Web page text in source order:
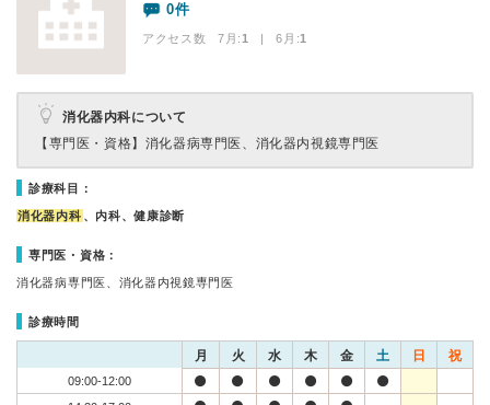
0件
アクセス数 7月:1 | 6月:1
消化器内科について
【専門医・資格】 消化器病専門医、消化器内視鏡専門医
診療科目：
消化器内科 、内科、健康診断
専門医・資格：
消化器病専門医、消化器内視鏡専門医
診療時間
月 火 水 木 金 土 日 祝
09:00-12:00